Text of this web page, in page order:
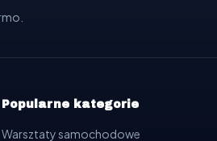
Popularne kategorie
Warsztaty samochodowe